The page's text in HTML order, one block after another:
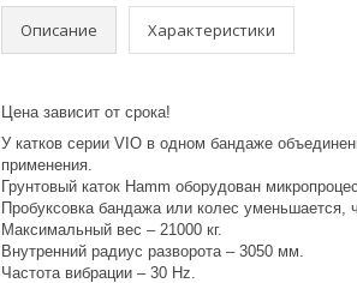
Описание Характеристики
Цена зависит от срока!
У катков серии VIO в одном бандаже
применения.
Грунтовый каток Hamm оборудован
Пробуксовка бандажа или колес уменьшается,
Максимальный вес – 21000 кг.
Внутренний радиус разворота – 3050 мм.
Частота вибрации – 30 Hz.